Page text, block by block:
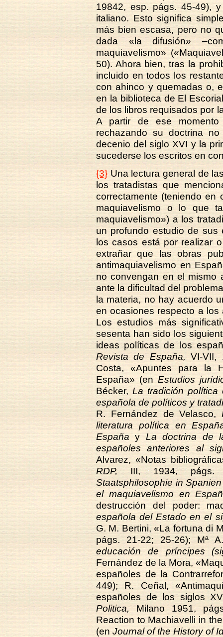
19842, esp. págs. 45-49),
italiano. Esto significa
más bien escasa, pero no
dada «la difusión»
maquiavelismo»
50). Ahora bien, tras la
incluido en todos los
con ahinco y quemadas o,
en la biblioteca de El
de los libros requisados por
A partir de ese
rechazando su doctrina
decenio del siglo XVI y la
sucederse los escritos en
{3} Una lectura general de
los tratadistas que
correctamente (teniendo en
maquiavelismo o lo que
maquiavelismo») a los
un profundo estudio de
los casos está por realizar
extrañar que las obras
antimaquiavelismo en
no convengan en el mismo
ante la dificultad del
la materia, no hay acuerdo
en ocasiones respecto a
Los estudios más
sesenta han sido los
ideas políticas de los
Revista de España, VI-VII,
Costa, «Apuntes para la
España» (enEstudios
Bécker, La tradición política
española de políticos y
R. Fernández de Velasco,
literatura política en
España y La doctrina de
españoles anteriores al
Alvarez, «Notas
RDP, III, 1934, págs.
Staatsphilosophie in Spanien
el maquiavelismo en
destrucción del poder:
española del Estado en el
G. M. Bertini, «La fortuna di
págs. 21-22; 25-26); Mª
educación de príncipes
Fernández de la Mora,
españoles de la
449); R. Ceñal,
españoles de los siglos
Politica, Milano 1951,
Reaction to Machiavelli in
(en Journal of the History of